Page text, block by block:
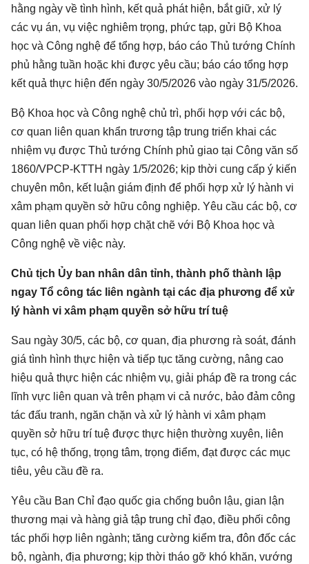
hằng ngày về tình hình, kết quả phát hiện, bắt giữ, xử lý
các vụ án, vụ việc nghiêm trọng, phức tạp, gửi Bộ Khoa
học và Công nghệ để tổng hợp, báo cáo Thủ tướng Chính
phủ hằng tuần hoặc khi được yêu cầu; báo cáo tổng hợp
kết quả thực hiện đến ngày 30/5/2026 vào ngày 31/5/2026.
Bộ Khoa học và Công nghệ chủ trì, phối hợp với các bộ,
cơ quan liên quan khẩn trương tập trung triển khai các
nhiệm vụ được Thủ tướng Chính phủ giao tại Công văn số
1860/VPCP-KTTH ngày 1/5/2026; kịp thời cung cấp ý kiến
chuyên môn, kết luận giám định để phối hợp xử lý hành vi
xâm phạm quyền sở hữu công nghiệp. Yêu cầu các bộ, cơ
quan liên quan phối hợp chặt chẽ với Bộ Khoa học và
Công nghệ về việc này.
Chủ tịch Ủy ban nhân dân tỉnh, thành phố thành lập
ngay Tổ công tác liên ngành tại các địa phương để xử
lý hành vi xâm phạm quyền sở hữu trí tuệ
Sau ngày 30/5, các bộ, cơ quan, địa phương rà soát, đánh
giá tình hình thực hiện và tiếp tục tăng cường, nâng cao
hiệu quả thực hiện các nhiệm vụ, giải pháp đề ra trong các
lĩnh vực liên quan và trên phạm vi cả nước, bảo đảm công
tác đấu tranh, ngăn chặn và xử lý hành vi xâm phạm
quyền sở hữu trí tuệ được thực hiện thường xuyên, liên
tục, có hệ thống, trọng tâm, trọng điểm, đạt được các mục
tiêu, yêu cầu đề ra.
Yêu cầu Ban Chỉ đạo quốc gia chống buôn lậu, gian lận
thương mại và hàng giả tập trung chỉ đạo, điều phối công
tác phối hợp liên ngành; tăng cường kiểm tra, đôn đốc các
bộ, ngành, địa phương; kịp thời tháo gỡ khó khăn, vướng